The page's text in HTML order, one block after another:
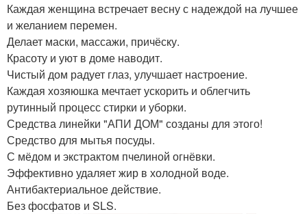
Каждая женщина встречает весну с надеждой на лучшее
и желанием перемен.
Делает маски, массажи, причёску.
Красоту и уют в доме наводит.
Чистый дом радует глаз, улучшает настроение.
Каждая хозяюшка мечтает ускорить и облегчить
рутинный процесс стирки и уборки.
Средства линейки "АПИ ДОМ" созданы для этого!
Средство для мытья посуды.
С мёдом и экстрактом пчелиной огнёвки.
Эффективно удаляет жир в холодной воде.
Антибактериальное действие.
Без фосфатов и SLS.